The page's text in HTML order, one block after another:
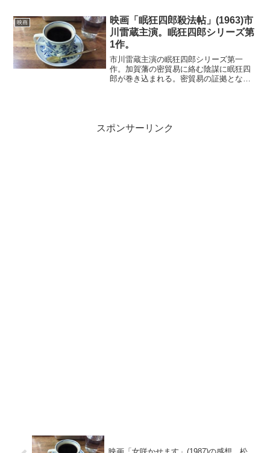
れにまかせて観ていれば、敵味方の区別
と陰謀のアウトラインが少...
映画
映画「眠狂四郎殺法帖」(1963)市
川雷蔵主演。眠狂四郎シリーズ第
1作。
市川雷蔵主演の眠狂四郎シリーズ第一
作。加賀藩の密貿易に絡む陰謀に眠狂四
郎が巻き込まれる。密貿易の証拠となる
スポンサーリンク